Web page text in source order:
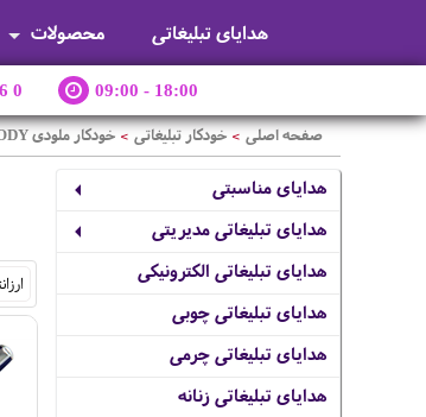
هدایای تبلیغاتی محصولات
0 09:00 - 18:00
صفحه اصلی > خودکار تبلیغاتی > خودکار ملودی MELODY
هدایای مناسبتی
هدایای تبلیغاتی مدیریتی
هدایای تبلیغاتی الکترونیکی
هدایای تبلیغاتی چوبی
هدایای تبلیغاتی چرمی
هدایای تبلیغاتی زنانه